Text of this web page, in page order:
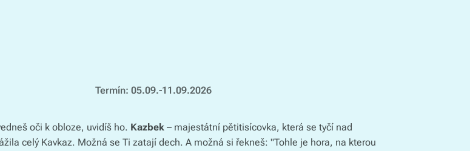
Termín: 05.09.-11.09.2026
oči k obloze, uvidíš ho. Kazbek – majestátní pětitisícovka, která se tyčí nad
celý Kavkaz. Možná se Ti zatají dech. A možná si řekneš: "Tohle je hora, na kterou